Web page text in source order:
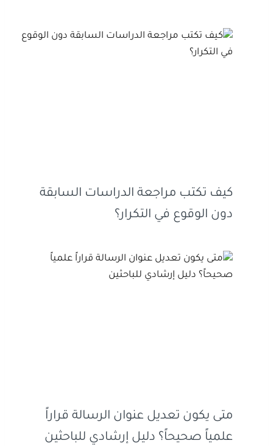
كيف تكتب مراجعة الدراسات السابقة
دون الوقوع في التكرار؟
متى يكون تعديل عنوان الرسالة قراراً
علمياً صحيحاً؟ دليل إرشادي للباحثين